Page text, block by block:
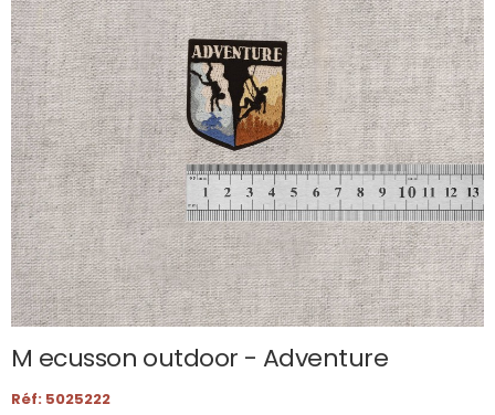
M ecusson outdoor - Adventure
Réf: 5025222